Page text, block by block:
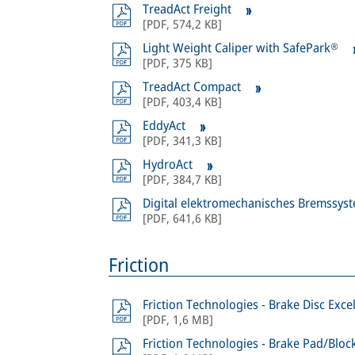
TreadAct Freight
[PDF, 574,2 KB]
Light Weight Caliper with SafePark®
[PDF, 375 KB]
TreadAct Compact
[PDF, 403,4 KB]
EddyAct
[PDF, 341,3 KB]
HydroAct
[PDF, 384,7 KB]
Digital elektromechanisches
[PDF, 641,6 KB]
Friction
Friction Technologies - Brake Disc
[PDF, 1,6 MB]
Friction Technologies - Brake Pad/